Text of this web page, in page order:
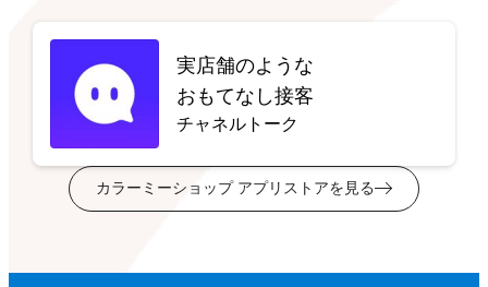
実店舗のような
おもてなし接客
チャネルトーク
カラーミーショップ アプリストアを見る